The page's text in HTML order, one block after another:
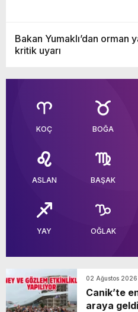
Bakan Yumaklı’dan orman
kritik uyarı
KOÇ BOĞA
ASLAN BAŞAK
YAY OĞLAK
02 Ağustos 2026
Canik’te
araya geldi